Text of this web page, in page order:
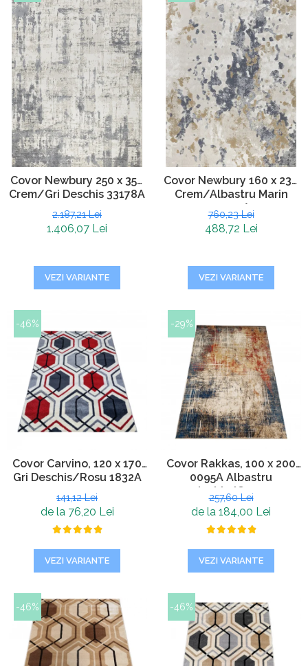
Covor Newbury 250 x 350
Crem/Gri Deschis 33178A
2.187,21 Lei
1.406,07 Lei
VEZI VARIANTE
Covor Newbury 160 x 230
Crem/Albastru Marin
33192A
760,23 Lei
488,72 Lei
VEZI VARIANTE
-46%
Covor Carvino, 120 x 170
Gri Deschis/Rosu 1832A
141,12 Lei
de la 76,20 Lei
VEZI VARIANTE
-29%
Covor Rakkas, 100 x 200
0095A Albastru
Inchis/Crem
257,60 Lei
de la 184,00 Lei
VEZI VARIANTE
-46% -46%